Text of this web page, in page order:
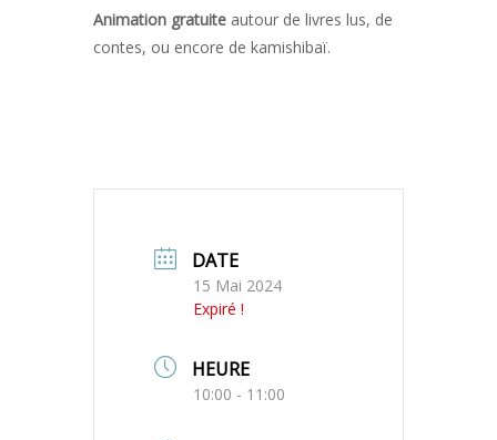
Animation gratuite autour de livres lus, de
contes, ou encore de kamishibaï.
DATE
15 Mai 2024
Expiré !
HEURE
10:00 - 11:00